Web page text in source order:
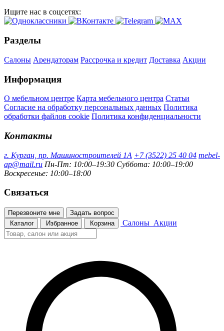
Ищите нас в соцсетях:
Разделы
Салоны Арендаторам Рассрочка и кредит Доставка Акции
Информация
О мебельном центре Карта мебельного центра Статьи
Согласие на обработку персональных данных Политика
обработки файлов cookie Политика конфиденциальности
Контакты
г. Курган, пр. Машиностроителей 1А +7 (3522) 25 40 04 mebel-
ap@mail.ru Пн-Пт: 10:00–19:30 Суббота: 10:00–19:00
Воскресенье: 10:00–18:00
Связаться
Перезвоните мне
Задать вопрос
Каталог
Избранное Корзина Салоны Акции